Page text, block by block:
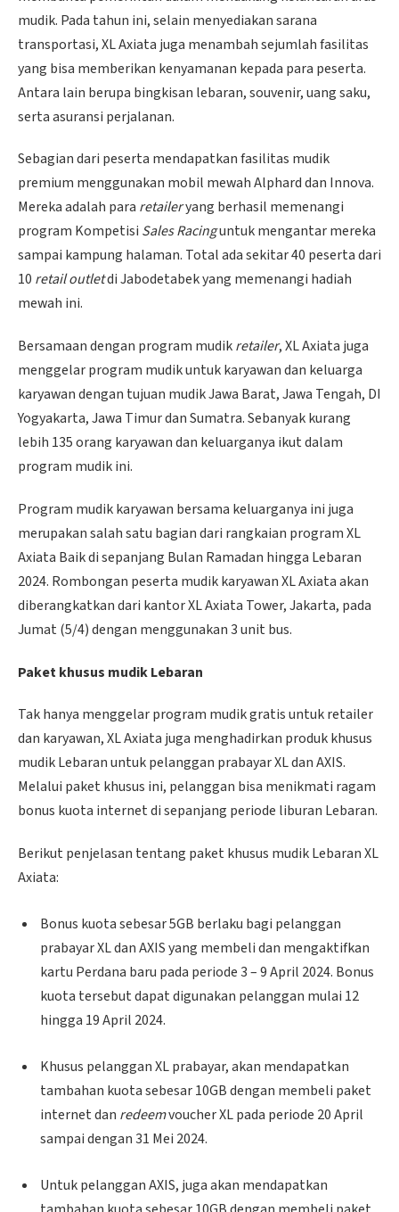
mudik. Pada tahun ini, selain menyediakan sarana
transportasi, XL Axiata juga menambah sejumlah fasilitas
yang bisa memberikan kenyamanan kepada para peserta.
Antara lain berupa bingkisan lebaran, souvenir, uang saku,
serta asuransi perjalanan.
Sebagian dari peserta mendapatkan fasilitas mudik
premium menggunakan mobil mewah Alphard dan Innova.
Mereka adalah para retaileryang berhasil memenangi
program Kompetisi Sales Racinguntuk mengantar mereka
sampai kampung halaman. Total ada sekitar 40 peserta dari
10 retail outletdi Jabodetabek yang memenangi hadiah
mewah ini.
Bersamaan dengan program mudikretailer, XL Axiata juga
menggelar program mudik untuk karyawan dan keluarga
karyawan dengan tujuan mudik Jawa Barat, Jawa Tengah, DI
Yogyakarta, Jawa Timur dan Sumatra. Sebanyak kurang
lebih 135 orang karyawan dan keluarganya ikut dalam
program mudik ini.
Program mudik karyawan bersama keluarganya ini juga
merupakan salah satu bagian dari rangkaian program XL
Axiata Baik di sepanjang Bulan Ramadan hingga Lebaran
2024. Rombongan peserta mudik karyawan XL Axiata akan
diberangkatkan dari kantor XL Axiata Tower, Jakarta, pada
Jumat (5/4) dengan menggunakan 3 unit bus.
Paket khusus mudik Lebaran
Tak hanya menggelar program mudik gratis untuk retailer
dan karyawan, XL Axiata juga menghadirkan produk khusus
mudik Lebaran untuk pelanggan prabayar XL dan AXIS.
Melalui paket khusus ini, pelanggan bisa menikmati ragam
bonus kuota internet di sepanjang periode liburan Lebaran.
Berikut penjelasan tentang paket khusus mudik Lebaran XL
Axiata:
Bonus kuota sebesar 5GB berlaku bagi pelanggan
prabayar XL dan AXIS yang membeli dan mengaktifkan
kartu Perdana baru pada periode 3 – 9 April 2024. Bonus
kuota tersebut dapat digunakan pelanggan mulai 12
hingga 19 April 2024.
Khusus pelanggan XL prabayar, akan mendapatkan
tambahan kuota sebesar 10GB dengan membeli paket
internet dan redeemvoucher XL pada periode 20 April
sampai dengan 31 Mei 2024.
Untuk pelanggan AXIS, juga akan mendapatkan